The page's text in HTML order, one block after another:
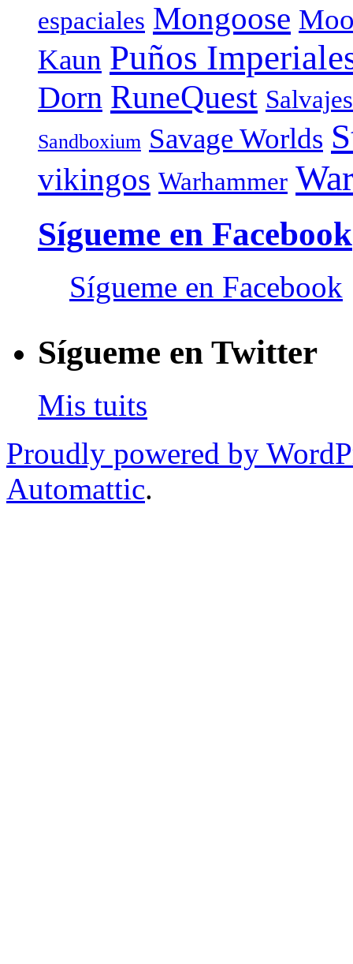
espaciales Mongoose
Kaun Puños
Dorn RuneQuest
Sandboxium Savage Worlds
vikingos Warhammer
Sígueme en Facebook
Sígueme en Facebook
Sígueme en Twitter
Mis tuits
Proudly powered by
Automattic.